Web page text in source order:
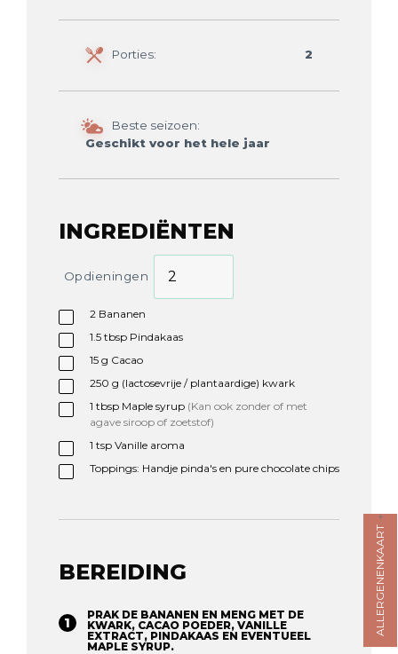
ALLERGENENKAART
Porties: 2
Beste seizoen:
Geschikt voor het hele jaar
INGREDIËNTEN
Opdieningen
2 Bananen
1.5 tbspPindakaas
15 g Cacao
250 g (lactosevrije / plantaardige) kwark
1 tbspMaple syrup (Kan ook zonder of met
agave siroop of zoetstof)
1 tspVanille aroma
Toppings: Handje pinda's en pure chocolate chips
BEREIDING
PRAK DE BANANEN EN MENG MET DE
KWARK, CACAO POEDER, VANILLE
EXTRACT, PINDAKAAS EN EVENTUEEL
MAPLE SYRUP. ⁠